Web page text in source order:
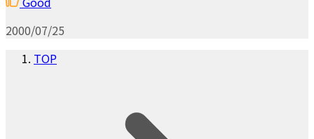
2000/07/25
TOP